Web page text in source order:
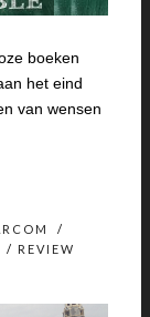
boeken
het eind
van wensen
/
/ REVIEW